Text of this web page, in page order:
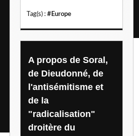
Tag(s) : #Europe
A propos de Soral,
de Dieudonné, de
l'antisémitisme et
de la
"radicalisation"
droitère du